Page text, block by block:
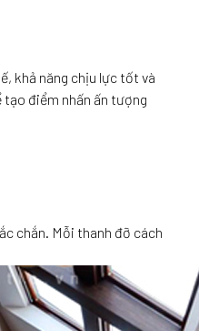
khả năng chịu lực tốt và
tạo điểm nhấn ấn tượng
chắn. Mỗi thanh đỡ cách